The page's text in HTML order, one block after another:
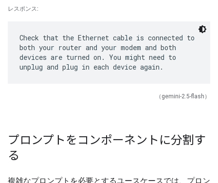
レスポンス:
Check that the Ethernet cable is connected to
both your router and your modem and both
devices are turned on. You might need to
（gemini-2.5-flash）
プロンプトをコンポーネントに分割す
る
複雑なプロンプトを必要とするユースケースでは、プロン